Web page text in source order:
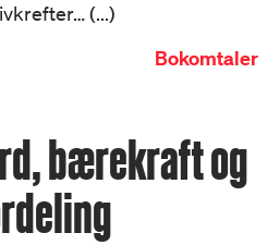
(...)
Bokomtaler
bærekraft og